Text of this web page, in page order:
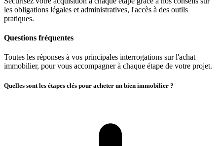
les obligations légales et administratives, l'accès à des outils
pratiques.
Questions fréquentes
Toutes les réponses à vos principales interrogations sur l'achat
immobilier, pour vous accompagner à chaque étape de votre projet.
Quelles sont les étapes clés pour acheter un bien immobilier ?